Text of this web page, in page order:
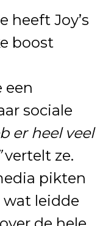
heeft Joy’s
boost
een
sociale
er heel veel
vertelt ze.
pikten
wat leidde